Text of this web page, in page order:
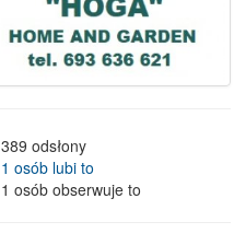
389 odsłony
1 osób lubi to
1 osób obserwuje to